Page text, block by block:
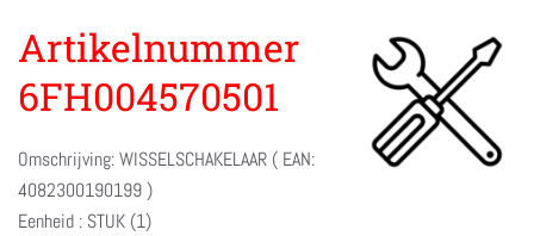
Artikelnummer
6FH004570501
Omschrijving: WISSELSCHAKELAAR ( EAN:
4082300190199 )
Eenheid : STUK (1)